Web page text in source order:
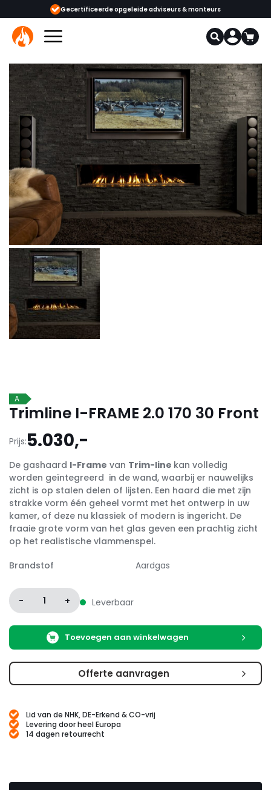
Gecertificeerde opgeleide adviseurs & monteurs
A
Trimline I-FRAME 2.0 170 30 Front
Prijs:5.030,-
De gashaard I-Frame van Trim-line kan volledig
worden geïntegreerd in de wand, waarbij er nauwelijks
zicht is op stalen delen of lijsten. Een haard die met zijn
strakke vorm één geheel vormt met het ontwerp in uw
kamer, of deze nu klassiek of modern is ingericht. De
fraaie grote vorm van het glas geven een prachtig zicht
op het realistische vlammenspel.
Brandstof
Aardgas
- 1 + Leverbaar
Toevoegen aan winkelwagen
Offerte aanvragen
Lid van de NHK, DE-Erkend & CO-vrij
Levering door heel Europa
14 dagen retourrecht